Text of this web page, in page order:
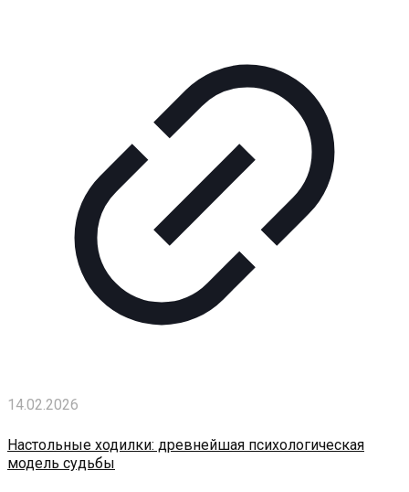
14.02.2026
Настольные ходилки: древнейшая психологическая
модель судьбы